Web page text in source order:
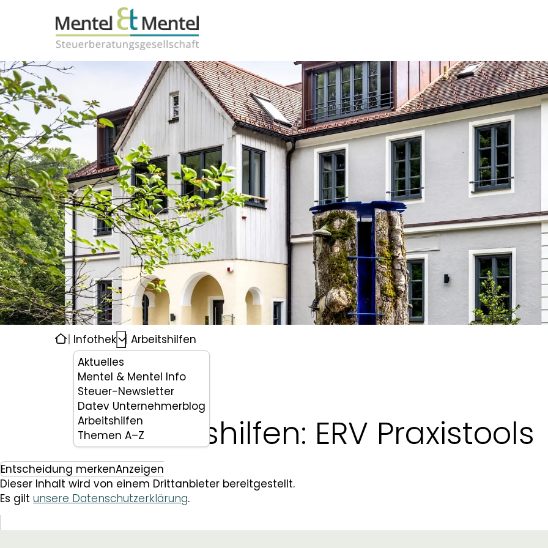
Infothek
Aktuelles
Mentel & Mentel Info
Steuer-Newsletter
Datev Unternehmerblog
Arbeitshilfen
Themen A–Z
Arbeitshilfen
Arbeitshilfen: ERV Praxistools
Entscheidung merkenAnzeigen
Dieser Inhalt wird von einem Drittanbieter bereitgestellt.
Es gilt unsere Datenschutzerklärung.